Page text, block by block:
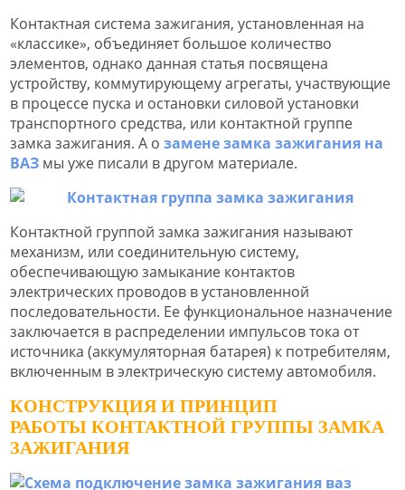
Контактная система зажигания, установленная на
«классике», объединяет большое количество
элементов, однако данная статья посвящена
устройству, коммутирующему агрегаты, участвующие
в процессе пуска и остановки силовой установки
транспортного средства, или контактной группе
замка зажигания. А о замене замка зажигания на
ВАЗ мы уже писали в другом материале.
Контактной группой замка зажигания называют
механизм, или соединительную систему,
обеспечивающую замыкание контактов
электрических проводов в установленной
последовательности. Ее функциональное назначение
заключается в распределении импульсов тока от
источника (аккумуляторная батарея) к потребителям,
включенным в электрическую систему автомобиля.
КОНСТРУКЦИЯ И ПРИНЦИП
РАБОТЫ КОНТАКТНОЙ ГРУППЫ ЗАМКА
ЗАЖИГАНИЯ